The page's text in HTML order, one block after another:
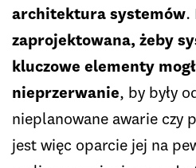
architektura systemów.
zaprojektowana, żeby
kluczowe elementy
nieprzerwanie, by były
nieplanowane awarie czy
jest więc oparcie jej na